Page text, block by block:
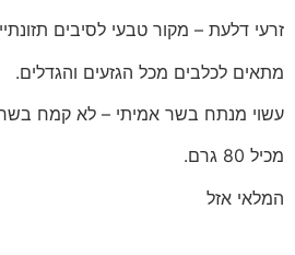
זרעי דלעת – מקור טבעי לסיבים
מתאים לכלבים מכל הגזעים והגדלים.
עשוי מנתח בשר אמיתי – לא קמח בשר
מכיל 80 גרם.
המלאי אזל